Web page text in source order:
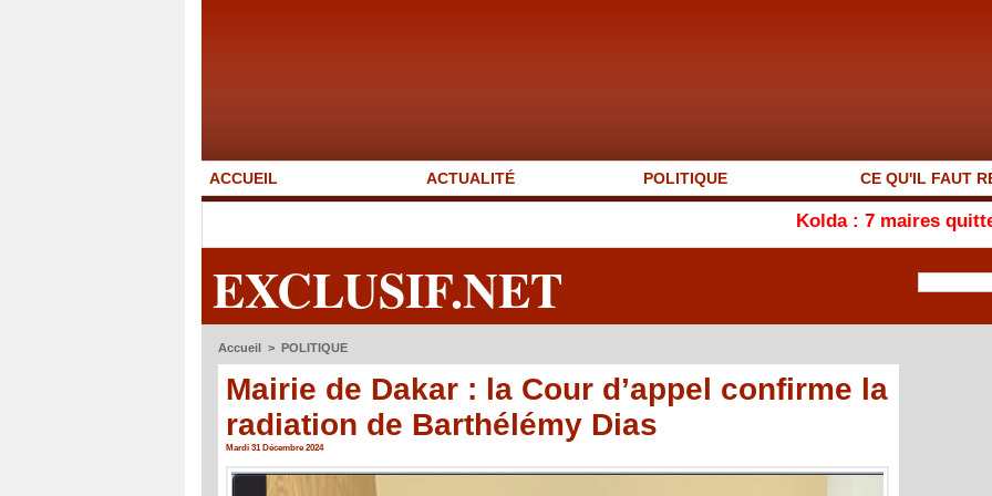
ACCUEIL ACTUALITÉ POLITIQUE CE QU'IL FAUT
Kolda : 7 maires quittent l’APR,
EXCLUSIF.NET
Accueil > POLITIQUE
Mairie de Dakar : la Cour d’appel confirme la
radiation de Barthélémy Dias
Mardi 31 Décembre 2024